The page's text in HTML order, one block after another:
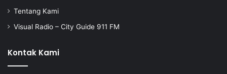
Tentang Kami
Visual Radio – City Guide 911 FM
Kontak Kami